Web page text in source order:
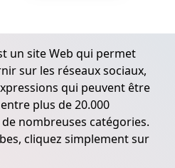
un site Web qui permet
sur les réseaux sociaux,
qui peuvent être
plus de 20.000
nombreuses catégories.
cliquez simplement sur